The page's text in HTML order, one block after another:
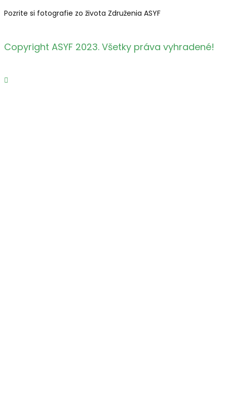
Pozrite si fotografie zo života Združenia ASYF
Copyright ASYF 2023. Všetky práva vyhradené!